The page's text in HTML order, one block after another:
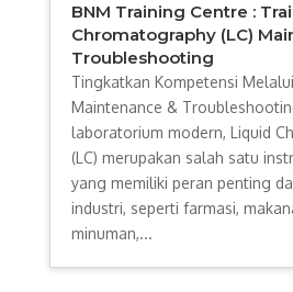
BNM Training Centre :
Chromatography (LC)
Troubleshooting
Tingkatkan Kompetensi
Maintenance &
laboratorium modern, Liquid
(LC) merupakan salah satu
yang memiliki peran penting
industri, seperti farmasi,
minuman,...